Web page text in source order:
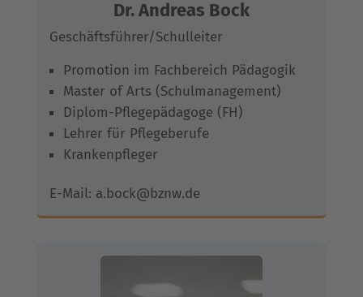
Dr. Andreas Bock
Geschäftsführer/Schulleiter
Promotion im Fachbereich Pädagogik
Master of Arts (Schulmanagement)
Diplom-Pflegepädagoge (FH)
Lehrer für Pflegeberufe
Krankenpfleger
E-Mail: a.bock@bznw.de